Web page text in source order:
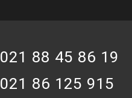
021 88 45 86 19
021 86 125 915